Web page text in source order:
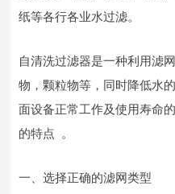
纸等各行各业水过滤。
自清洗过滤器是一种利用滤
物，颗粒物等，同时降低水
面设备正常工作及使用寿命
的特点 。
一、选择正确的滤网类型